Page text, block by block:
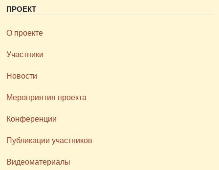
ПРОЕКТ
О проекте
Участники
Новости
Мероприятия проекта
Конференции
Публикации участников
Видеоматериалы